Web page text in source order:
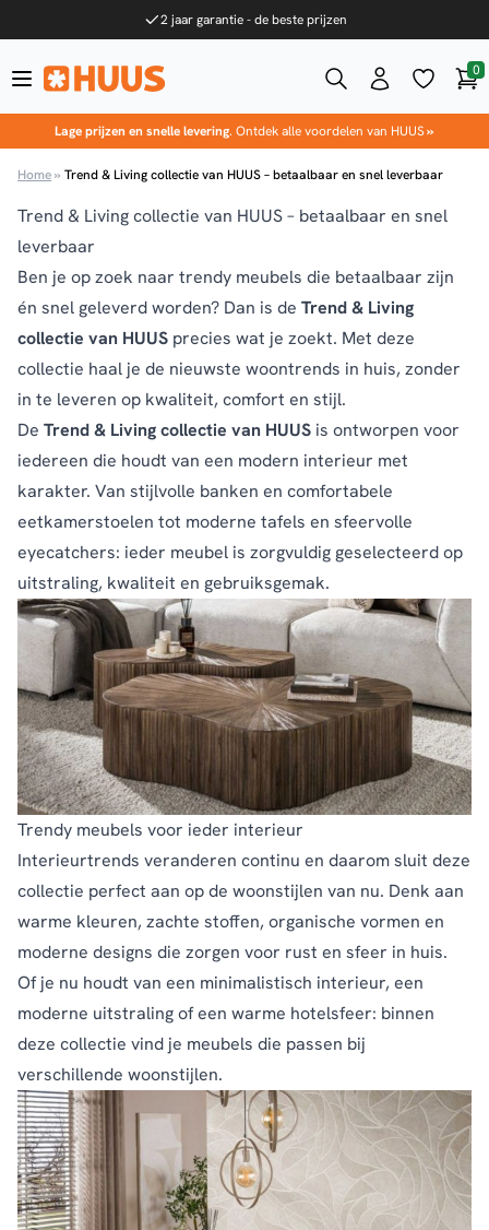
2 jaar garantie - de beste prijzen
0
Lage prijzen en snelle levering. Ontdek alle voordelen van HUUS»
Home» Trend & Living collectie van HUUS – betaalbaar en snel leverbaar
Trend & Living collectie van HUUS – betaalbaar en snel
leverbaar
Ben je op zoek naar trendy meubels die betaalbaar zijn
én snel geleverd worden? Dan is de Trend & Living
collectie van HUUS precies wat je zoekt. Met deze
collectie haal je de nieuwste woontrends in huis, zonder
in te leveren op kwaliteit, comfort en stijl.
De Trend & Living collectie van HUUS is ontworpen voor
iedereen die houdt van een modern interieur met
karakter. Van stijlvolle banken en comfortabele
eetkamerstoelen tot moderne tafels en sfeervolle
eyecatchers: ieder meubel is zorgvuldig geselecteerd op
uitstraling, kwaliteit en gebruiksgemak.
Trendy meubels voor ieder interieur
Interieurtrends veranderen continu en daarom sluit deze
collectie perfect aan op de woonstijlen van nu. Denk aan
warme kleuren, zachte stoffen, organische vormen en
moderne designs die zorgen voor rust en sfeer in huis.
Of je nu houdt van een minimalistisch interieur, een
moderne uitstraling of een warme hotelsfeer: binnen
deze collectie vind je meubels die passen bij
verschillende woonstijlen.